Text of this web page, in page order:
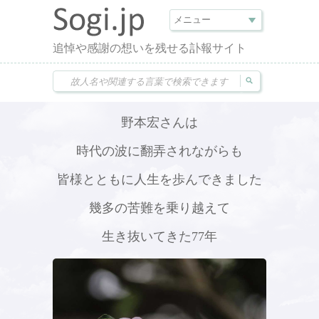
追悼や感謝の想いを残せる訃報サイト
野本宏さんは
時代の波に翻弄されながらも
皆様とともに人生を歩んできました
幾多の苦難を乗り越えて
生き抜いてきた77年